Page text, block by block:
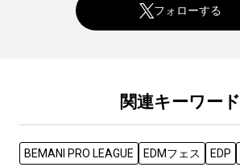
フォローする
関連キーワード
BEMANI PRO LEAGUE EDMフェス EDP